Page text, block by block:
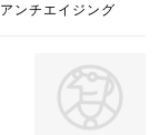
アンチエイジング